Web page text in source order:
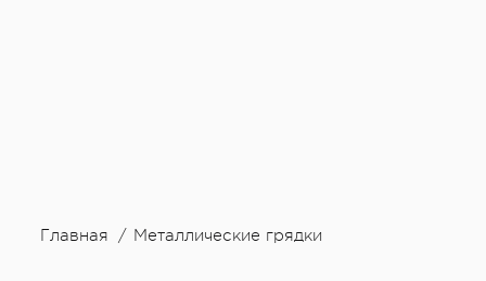
Главная Металлические грядки